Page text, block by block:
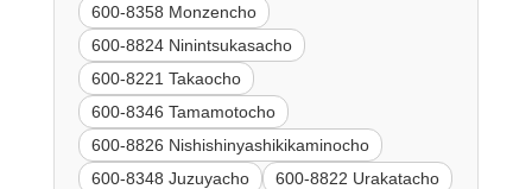
600-8358 Monzencho
600-8824 Ninintsukasacho
600-8221 Takaocho
600-8346 Tamamotocho
600-8826 Nishishinyashikikaminocho
600-8348 Juzuyacho
600-8822 Urakatacho